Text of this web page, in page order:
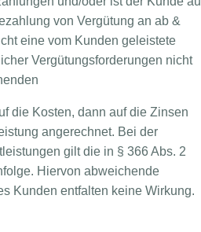
von Vergütung an ab &
eine vom Kunden geleistete
Vergütungsforderungen nicht
die Kosten, dann auf die Zinsen
angerechnet. Bei der
gilt die in § 366 Abs. 2
Hiervon abweichende
Kunden entfalten keine Wirkung.